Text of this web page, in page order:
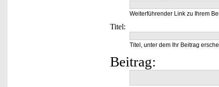
Weiterführender Link zu Ihrem
Titel:
Titel, unter dem Ihr Beitrag
Beitrag: